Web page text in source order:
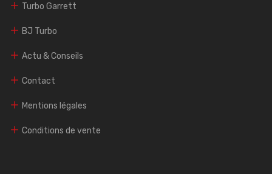
Turbo Garrett
BJ Turbo
Actu & Conseils
Contact
Mentions légales
Conditions de vente